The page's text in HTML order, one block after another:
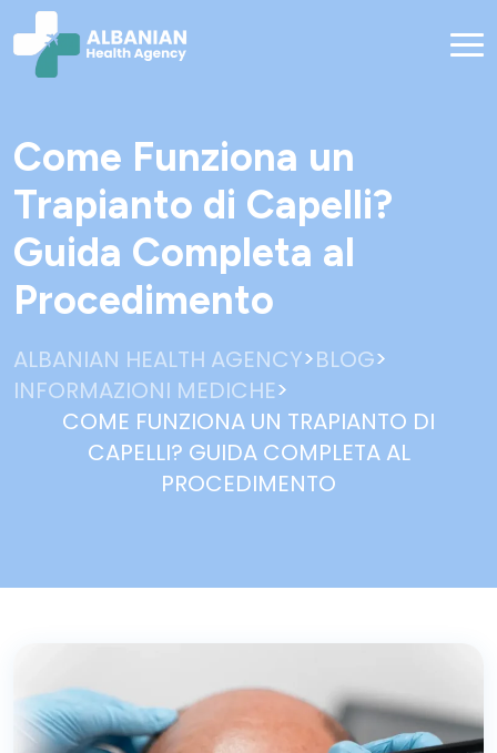
Come Funziona un
Trapianto di Capelli?
Guida Completa al
Procedimento
ALBANIAN HEALTH AGENCY>BLOG>
INFORMAZIONI MEDICHE>
COME FUNZIONA UN TRAPIANTO DI
CAPELLI? GUIDA COMPLETA AL
PROCEDIMENTO